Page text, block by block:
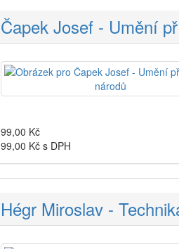
Čapek Josef - Umění
99,00 Kč
99,00 Kč s DPH
Hégr Miroslav -